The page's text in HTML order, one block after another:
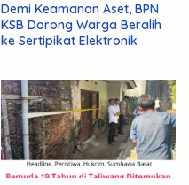
Demi Keamanan Aset, BPN
KSB Dorong Warga Beralih
ke Sertipikat Elektronik